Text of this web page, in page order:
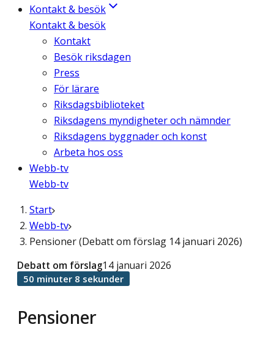
Kontakt & besök
Kontakt & besök
Kontakt
Besök riksdagen
Press
För lärare
Riksdagsbiblioteket
Riksdagens myndigheter och nämnder
Riksdagens byggnader och konst
Arbeta hos oss
Webb-tv
Webb-tv
Start
Webb-tv
Pensioner (Debatt om förslag 14 januari 2026)
Pensioner
Debatt om förslag14 januari 2026
50 minuter 8 sekunder